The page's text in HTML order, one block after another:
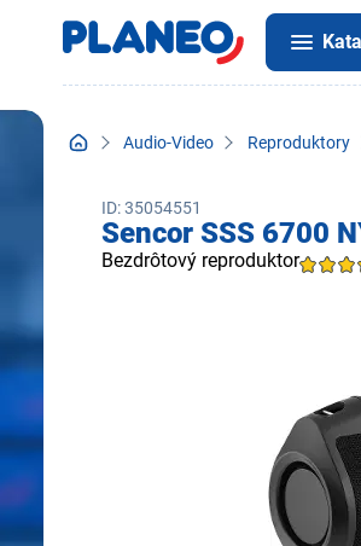
Audio-Video Reproduktory
ID: 35054551
Sencor SSS 6700
Bezdrôtový reproduktor